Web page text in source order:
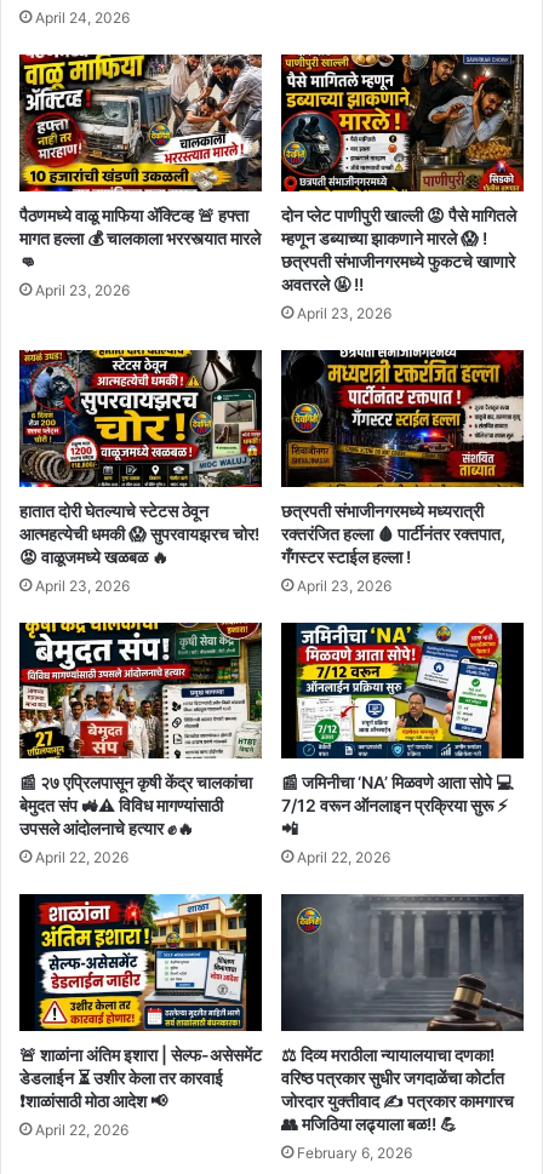
April 24, 2026
पैठणमध्ये वाळू माफिया अ‍ॅक्टिव्ह 🚨 हफ्ता
मागत हल्ला 💰 चालकाला भररस्त्यात मारले
👊
April 23, 2026
दोन प्लेट पाणीपुरी खाल्ली 😡 पैसे मागितले
म्हणून डब्याच्या झाकणाने मारले 😱 !
छत्रपती संभाजीनगरमध्ये फुकटचे खाणारे
अवतरले 🤬 !!
April 23, 2026
हातात दोरी घेतल्याचे स्टेटस ठेवून
आत्महत्येची धमकी 😱 सुपरवायझरच चोर!
😡 वाळूजमध्ये खळबळ 🔥
April 23, 2026
छत्रपती संभाजीनगरमध्ये मध्यरात्री
रक्तरंजित हल्ला 🩸 पार्टीनंतर रक्तपात,
गँगस्टर स्टाईल हल्ला !
April 23, 2026
📰 २७ एप्रिलपासून कृषी केंद्र चालकांचा
बेमुदत संप 🚜⚠️ विविध मागण्यांसाठी
उपसले आंदोलनाचे हत्यार ✊🔥
April 22, 2026
📰 जमिनीचा ‘NA’ मिळवणे आता सोपे 💻
7/12 वरून ऑनलाइन प्रक्रिया सुरू ⚡
📲
April 22, 2026
🚨 शाळांना अंतिम इशारा | सेल्फ-असेसमेंट
डेडलाईन ⏳ उशीर केला तर कारवाई
❗शाळांसाठी मोठा आदेश 📢
April 22, 2026
⚖️ दिव्य मराठीला न्यायालयाचा दणका!
वरिष्ठ पत्रकार सुधीर जगदाळेंचा कोर्टात
जोरदार युक्तीवाद ✍️ पत्रकार कामगारच
👥 मजिठिया लढ्याला बळ!! 💪
February 6, 2026